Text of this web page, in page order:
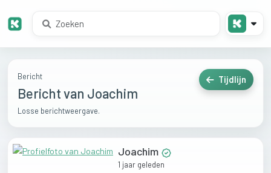
Bericht
Bericht van Joachim
Losse berichtweergave.
Tijdlijn
Joachim
1 jaar geleden